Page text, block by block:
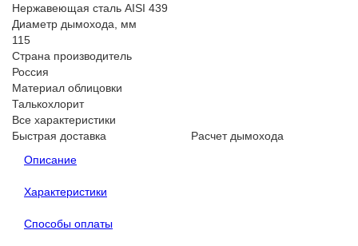
Нержавеющая сталь AISI 439
Диаметр дымохода, мм
115
Страна производитель
Россия
Материал облицовки
Талькохлорит
Все характеристики
Быстрая доставка
Расчет дымохода
Описание
Характеристики
Способы оплаты